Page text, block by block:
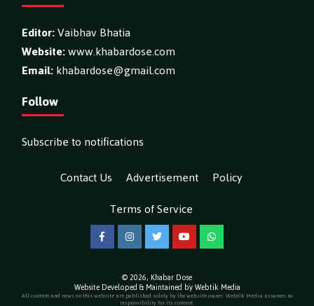
Editor:Vaibhav Bhatia
Website:www.khabardose.com
Email:khabardose@gmail.com
Follow
Subscribe to notifications
Contact Us
Advertisement
Policy
Terms of Service
FacebookInstagramTwitterYouTubeWhatsApp
© 2026, Khabar Dose
Website Developed & Maintained by Webtik Media
All content and news on this website are published solely by the website owner. Webtik Media assumes no
responsibility for its content.